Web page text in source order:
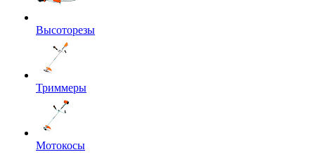
Высоторезы
Триммеры
Мотокосы